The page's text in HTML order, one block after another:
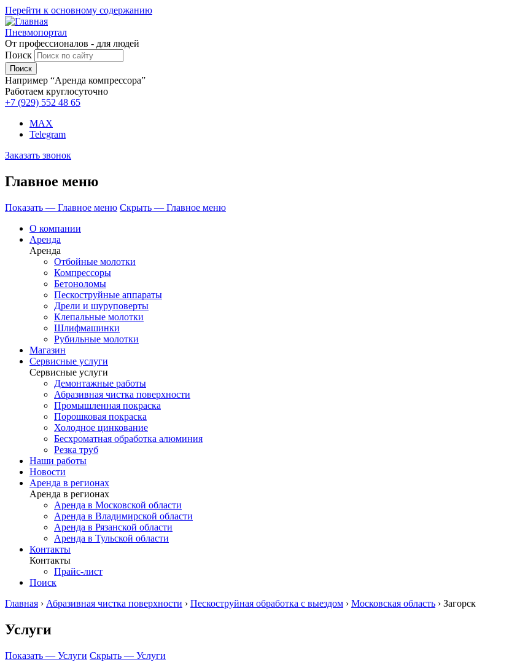
Перейти к основному содержанию
Пневмопортал
От профессионалов - для людей
Поиск
Например “Аренда компрессора”
Работаем круглосуточно
+7 (929) 552 48 65
MAX
Telegram
Заказать звонок
Главное меню
Показать — Главное меню Скрыть — Главное меню
О компании
Аренда
Аренда
Отбойные молотки
Компрессоры
Бетоноломы
Пескоструйные аппараты
Дрели и шуруповерты
Клепальные молотки
Шлифмашинки
Рубильные молотки
Магазин
Сервисные услуги
Сервисные услуги
Демонтажные работы
Абразивная чистка поверхности
Промышленная покраска
Порошковая покраска
Холодное цинкование
Бесхроматная обработка алюминия
Резка труб
Наши работы
Новости
Аренда в регионах
Аренда в регионах
Аренда в Московской области
Аренда в Владимирской области
Аренда в Рязанской области
Аренда в Тульской области
Контакты
Контакты
Прайс-лист
Поиск
Главная › Абразивная чистка поверхности › Пескоструйная обработка с выездом › Московская область › Загорск
Услуги
Показать — Услуги Скрыть — Услуги